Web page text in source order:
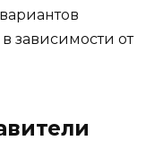
зависимости от